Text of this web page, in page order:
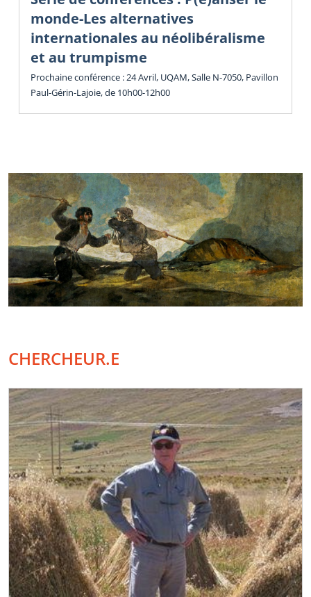
monde-Les alternatives
internationales au néolibéralisme
et au trumpisme
Prochaine conférence : 24 Avril, UQAM, Salle N-7050, Pavillon
Paul-Gérin-Lajoie, de 10h00-12h00
CHERCHEUR.E